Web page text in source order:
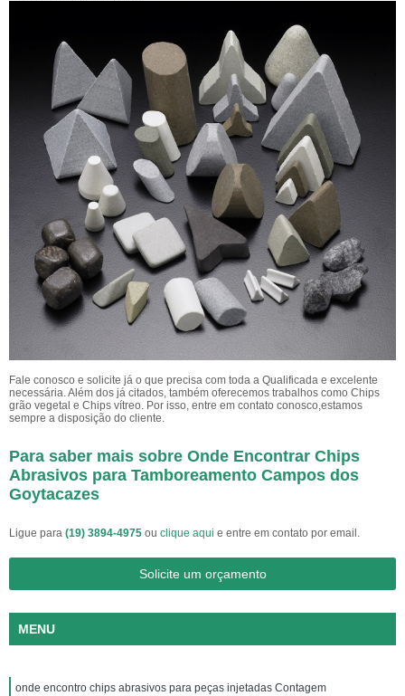
Fale conosco e solicite já o que precisa com toda a Qualificada e excelente
necessária. Além dos já citados, também oferecemos trabalhos como Chips
grão vegetal e Chips vítreo. Por isso, entre em contato conosco,estamos
sempre a disposição do cliente.
Para saber mais sobre Onde Encontrar Chips
Abrasivos para Tamboreamento Campos dos
Goytacazes
Ligue para (19) 3894-4975 ou clique aqui e entre em contato por email.
Solicite um orçamento
MENU
onde encontro chips abrasivos para peças injetadas Contagem